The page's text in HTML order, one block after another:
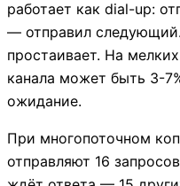
работает как dial-up:
— отправил
простаивает. На
канала может быть 3-
ожидание.
При многопоточном
отправляют 16